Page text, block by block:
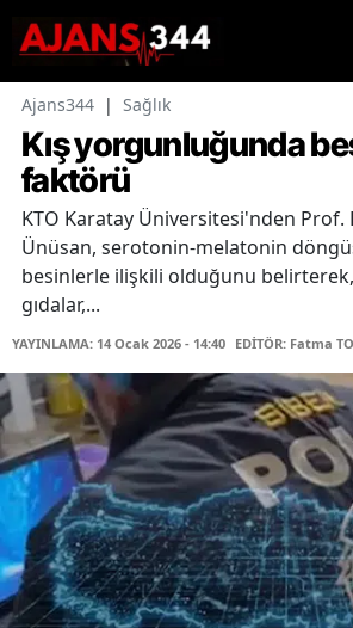
Ajans344 | Sağlık
Kış yorgunluğunda
faktörü
KTO Karatay Üniversitesi'nden Prof.
Ünüsan, serotonin-melatonin
besinlerle ilişkili olduğunu
gıdalar,...
YAYINLAMA: 14 Ocak 2026 - 14:40 EDİTÖR: Fatma